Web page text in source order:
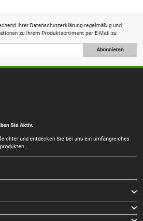
Ihrer Datenschutzerklärung regelmäßig und
zu Ihrem Produktsortiment per E-Mail zu.
Abonnieren
Sie Aktiv.
und entdecken Sie bei uns ein umfangreiches